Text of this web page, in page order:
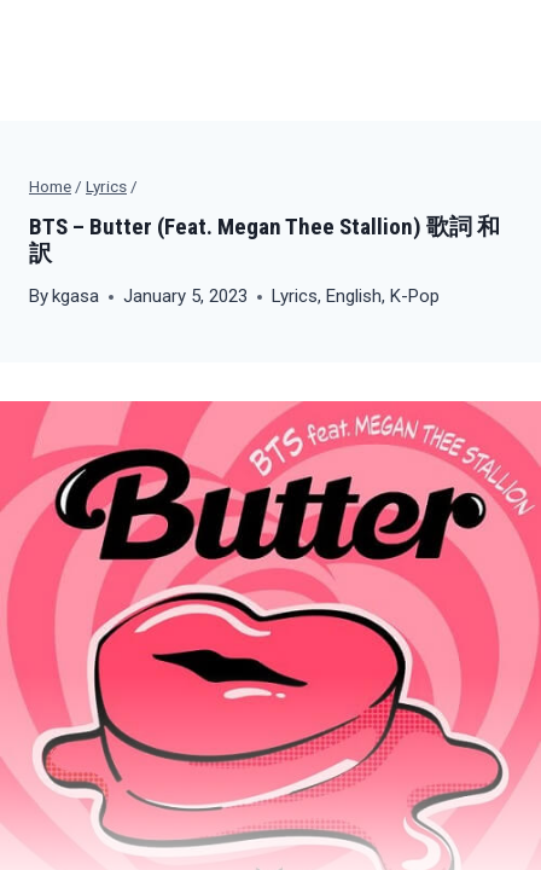
Home / Lyrics /
BTS – Butter (Feat. Megan Thee Stallion) 歌詞 和
訳
Bykgasa January 5, 2023 Lyrics,English,K-Pop